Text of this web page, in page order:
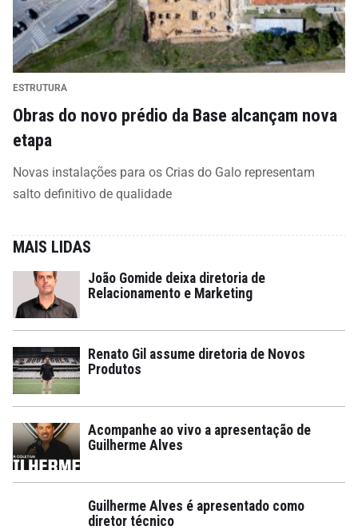
ESTRUTURA
Obras do novo prédio da Base alcançam nova
etapa
Novas instalações para os Crias do Galo representam
salto definitivo de qualidade
MAIS LIDAS
João Gomide deixa diretoria de
Relacionamento e Marketing
Renato Gil assume diretoria de Novos
Produtos
Acompanhe ao vivo a apresentação de
Guilherme Alves
Guilherme Alves é apresentado como
diretor técnico